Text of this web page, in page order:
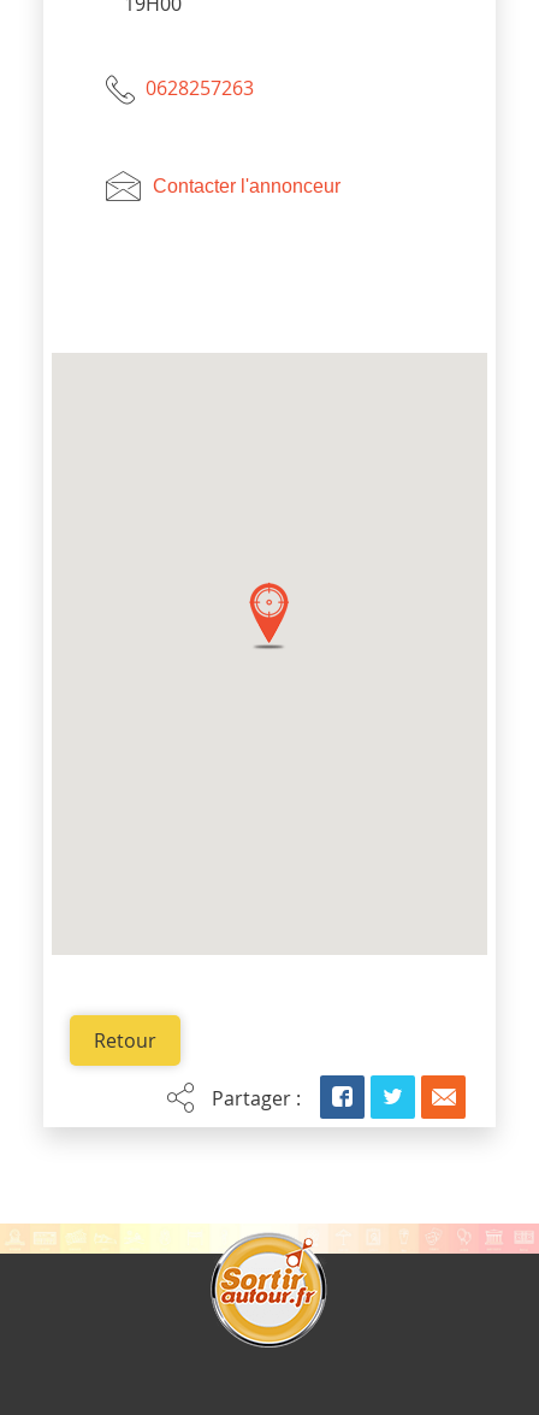
0628257263
Contacter l'annonceur
Retour
Partager :